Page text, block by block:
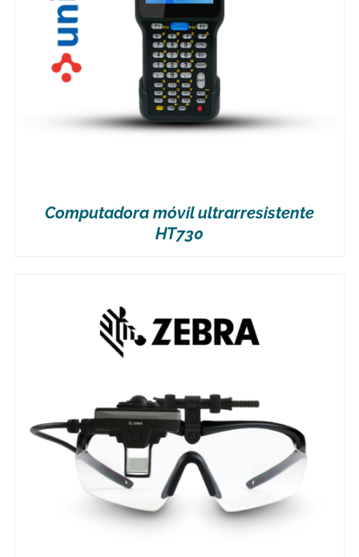
Computadora móvil ultrarresistente
HT730